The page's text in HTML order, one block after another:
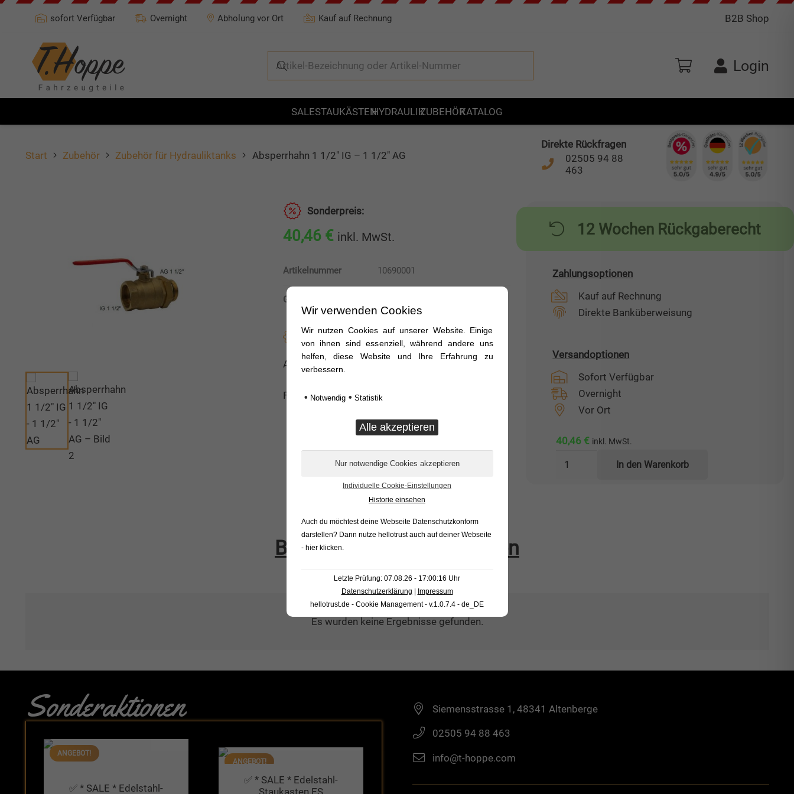
sofort Verfügbar Overnight Abholung vor Ort Kauf auf Rechnung B2B Shop
Login
SALESTAUKÄSTENHYDRAULIKZUBEHÖRKATALOG
Start Zubehör Zubehör für Hydrauliktanks Absperrhahn 1 1/2″ IG – 1 1/2″ AG
Direkte Rückfragen
02505 94 88
463
Sonderpreis:
40,46 € inkl. MwSt.
Artikelnummer 10690001
Gewinde
Produktmerkmale:
Absperrhahn für Hydrauliktanks
Für Hydrauliktanks der TH-Reihe
12 Wochen Rückgaberecht
Zahlungsoptionen
Kauf auf Rechnung
Direkte Banküberweisung
Versandoptionen
Sofort Verfügbar
Overnight
Vor Ort
40,46 € inkl. MwSt.
Absperrhahn
In den Warenkorb
Bestellung vervollständigen
Es wurden keine Ergebnisse gefunden.
Sonderaktionen
ANGEBOT!
✅ * SALE * Edelstahl-
ANGEBOT!
✅ * SALE * Edelstahl-
Staukasten ES
Siemensstrasse 1, 48341 Altenberge
02505 94 88 463
info@t-hoppe.com
Wir verwenden Cookies
Wir nutzen Cookies auf unserer Website. Einige
von ihnen sind essenziell, während andere uns
helfen, diese Website und Ihre Erfahrung zu
verbessern.
• Notwendig • Statistik
Individuelle Cookie-Einstellungen
Historie einsehen
Auch du möchtest deine Webseite Datenschutzkonform
darstellen? Dann nutze hellotrust auch auf deiner Webseite
- hier klicken.
Letzte Prüfung: 07.08.26 - 17:00:16 Uhr
Datenschutzerklärung
Impressum
hellotrust.de - Cookie Management - v.1.0.7.4 - de_DE